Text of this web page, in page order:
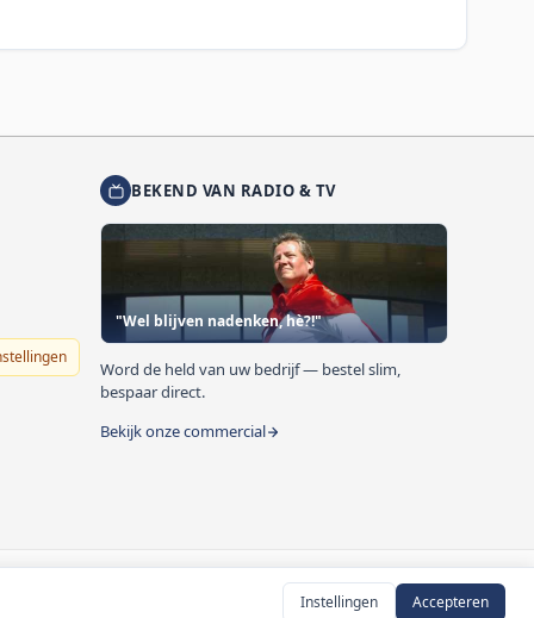
Instellingen Accepteren
BEKEND VAN RADIO & TV
"Wel blijven nadenken, hè?!"
Word de held van uw bedrijf — bestel slim,
bespaar direct.
Bekijk onze commercial